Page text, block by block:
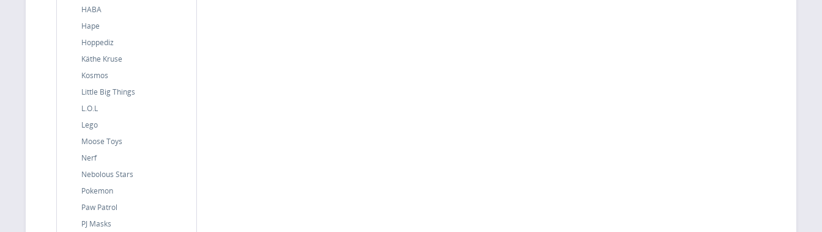
HABA
Hape
Hoppediz
Käthe Kruse
Kosmos
Little Big Things
L.O.L
Lego
Moose Toys
Nerf
Nebolous Stars
Pokemon
Paw Patrol
PJ Masks